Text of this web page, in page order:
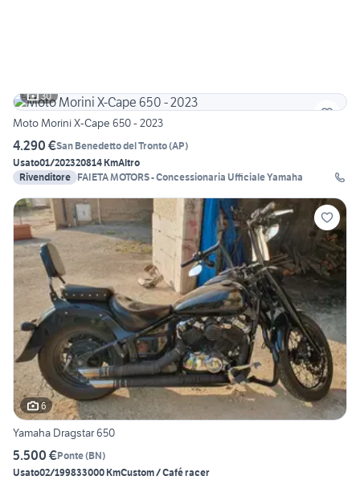
30
Moto Morini X-Cape 650 - 2023
4.290 €San Benedetto del Tronto(AP)
Usato01/202320814 KmAltro
Rivenditore FAIETA MOTORS - Concessionaria Ufficiale Yamaha
6
Yamaha Dragstar 650
5.500 €Ponte(BN)
Usato02/199833000 KmCustom / Café racer